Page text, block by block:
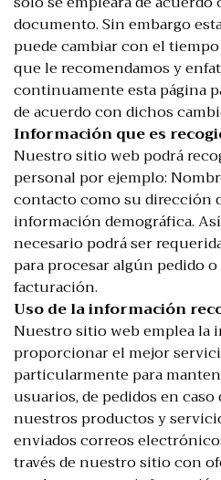
documento. Sin embargo
puede cambiar con el
que le recomendamos y
continuamente esta página
de acuerdo con dichos
Información que es
Nuestro sitio web podrá
personal por ejemplo:
contacto como su dirección
información demográfica.
necesario podrá ser
para procesar algún pedido
facturación.
Uso de la información
Nuestro sitio web emplea la
proporcionar el mejor
particularmente para
usuarios, de pedidos en
nuestros productos y
enviados correos
través de nuestro sitio con